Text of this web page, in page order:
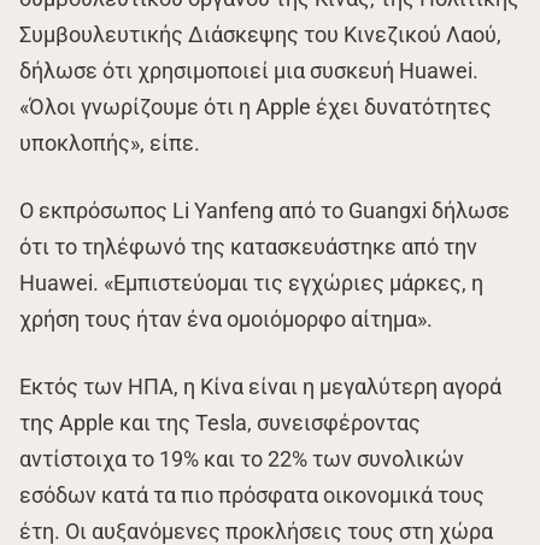
Συμβουλευτικής Διάσκεψης του Κινεζικού Λαού,
δήλωσε ότι χρησιμοποιεί μια συσκευή Huawei.
«Όλοι γνωρίζουμε ότι η Apple έχει δυνατότητες
υποκλοπής», είπε.
Ο εκπρόσωπος Li Yanfeng από το Guangxi δήλωσε
ότι το τηλέφωνό της κατασκευάστηκε από την
Huawei. «Εμπιστεύομαι τις εγχώριες μάρκες, η
χρήση τους ήταν ένα ομοιόμορφο αίτημα».
Εκτός των ΗΠΑ, η Κίνα είναι η μεγαλύτερη αγορά
της Apple και της Tesla, συνεισφέροντας
αντίστοιχα το 19% και το 22% των συνολικών
εσόδων κατά τα πιο πρόσφατα οικονομικά τους
έτη. Οι αυξανόμενες προκλήσεις τους στη χώρα